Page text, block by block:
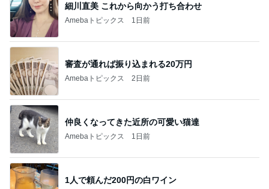
細川直美 これから向かう打ち合わせ
Amebaトピックス 1日前
審査が通れば振り込まれる20万円
Amebaトピックス 2日前
仲良くなってきた近所の可愛い猫達
Amebaトピックス 1日前
1人で頼んだ200円の白ワイン